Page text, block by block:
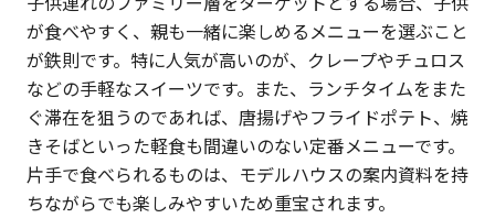
が食べやすく、親も一緒に楽しめるメニューを選ぶこと
が鉄則です。特に人気が高いのが、クレープやチュロス
などの手軽なスイーツです。また、ランチタイムをまた
ぐ滞在を狙うのであれば、唐揚げやフライドポテト、焼
きそばといった軽食も間違いのない定番メニューです。
片手で食べられるものは、モデルハウスの案内資料を持
ちながらでも楽しみやすいため重宝されます。